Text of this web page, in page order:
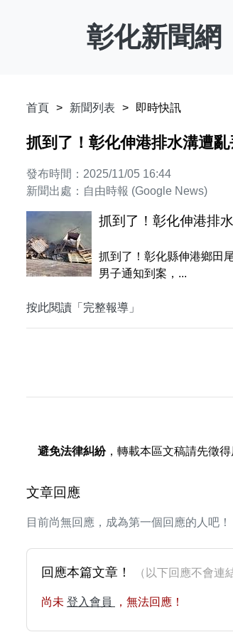
彰化新聞網
首頁 新聞列表 即時快訊
抓到了！彰化伸港排水溝遭
發布時間：2025/11/05 16:44
新聞出處：自由時報 (Google News)
抓到了！彰化伸港排
抓到了！彰化縣伸港鄉田
男子通知到案，...
按此閱讀「完整報導」
避免法律糾紛，轉載本區文稿請先徵得
文章回應
目前尚無回應，成為第一個回應的人吧！
回應本篇文章！ （以下回應不會連
尚未 登入會員 ，無法回應！